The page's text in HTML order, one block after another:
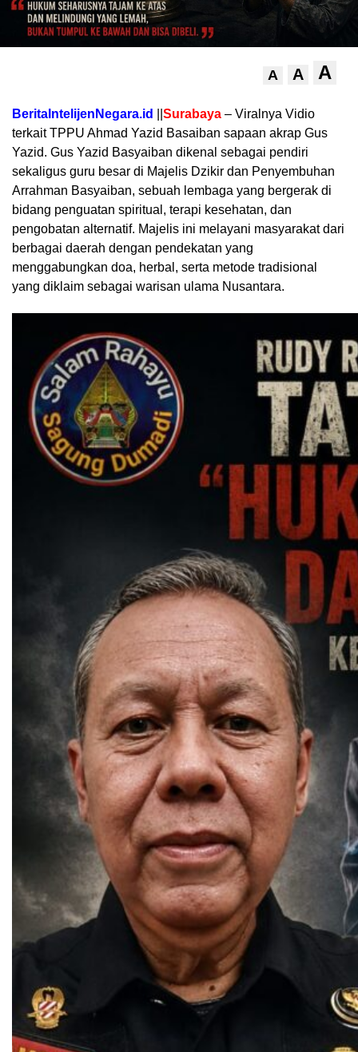
A A A
BeritaIntelijenNegara.id Surabaya – Viralnya Vidio
terkait TPPU Ahmad Yazid Basaiban sapaan akrap Gus
Yazid. Gus Yazid Basyaiban dikenal sebagai pendiri
sekaligus guru besar di Majelis Dzikir dan Penyembuhan
Arrahman Basyaiban, sebuah lembaga yang bergerak di
bidang penguatan spiritual, terapi kesehatan, dan
pengobatan alternatif. Majelis ini melayani masyarakat dari
berbagai daerah dengan pendekatan yang
menggabungkan doa, herbal, serta metode tradisional
yang diklaim sebagai warisan ulama Nusantara.